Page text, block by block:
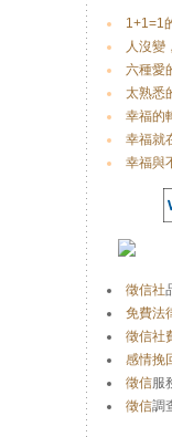
1+1=1
人沒變
六種愛
太熟悉
幸福的
幸福就
幸福與
徵信社
免費法
徵信社
感情挽
徵信服
徵信調